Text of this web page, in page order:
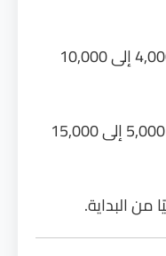
قضية عمالية بسيطة: من 4,000 إلى 10,000
قضية أسرية متوسطة: من 5,000 إلى 15,000
من البداية.